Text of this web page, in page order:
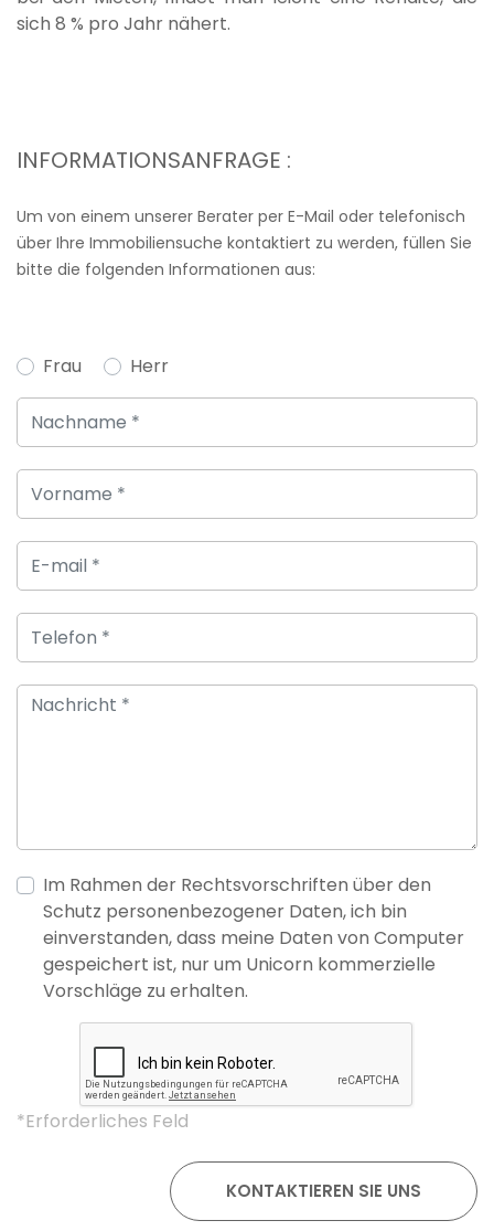
sich 8 % pro Jahr nähert.
INFORMATIONSANFRAGE :
Um von einem unserer Berater per E-Mail oder telefonisch
über Ihre Immobiliensuche kontaktiert zu werden, füllen Sie
bitte die folgenden Informationen aus:
Frau Herr
Im Rahmen der Rechtsvorschriften über den
Schutz personenbezogener Daten, ich bin
einverstanden, dass meine Daten von Computer
gespeichert ist, nur um Unicorn kommerzielle
Vorschläge zu erhalten.
*Erforderliches Feld